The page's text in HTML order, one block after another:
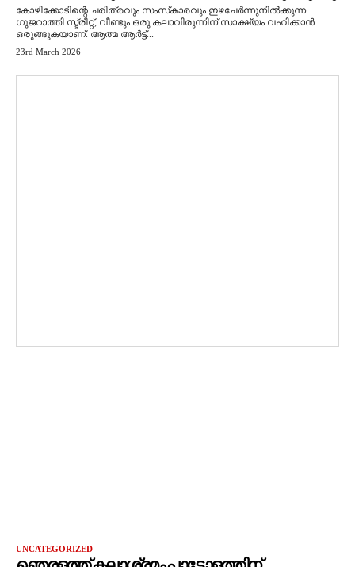
കോഴിക്കോടിന്റെ ചരിത്രവും സംസ്‌കാരവും ഇഴചേർന്നുനിൽക്കുന്ന
ഗുജറാത്തി സ്ട്രീറ്റ്, വീണ്ടും ഒരു കലാവിരുന്നിന് സാക്ഷ്യം വഹിക്കാൻ
ഒരുങ്ങുകയാണ്. ആത്മ ആർട്ട്...
23rd March 2026
UNCATEGORIZED